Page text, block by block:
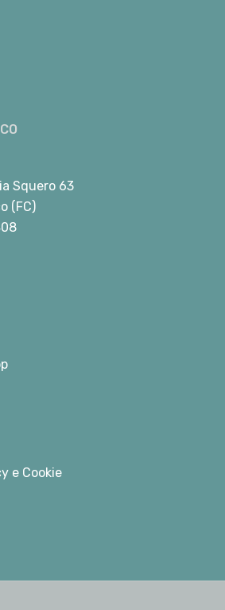
Squero 63
(FC)
e Cookie